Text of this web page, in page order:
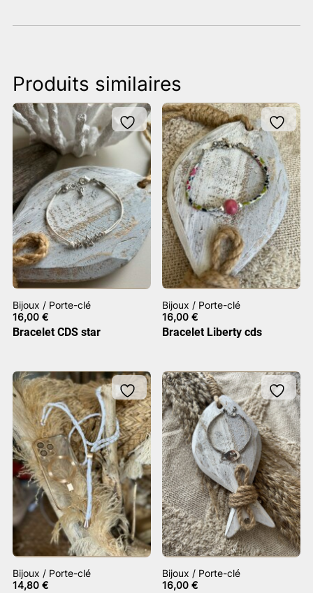
Produits similaires
Bijoux / Porte-clé
16,00 €
Bracelet CDS star
Bijoux / Porte-clé
16,00€
Bracelet Liberty cds
Bijoux / Porte-clé
14,80 €
Bijoux / Porte-clé
16,00€